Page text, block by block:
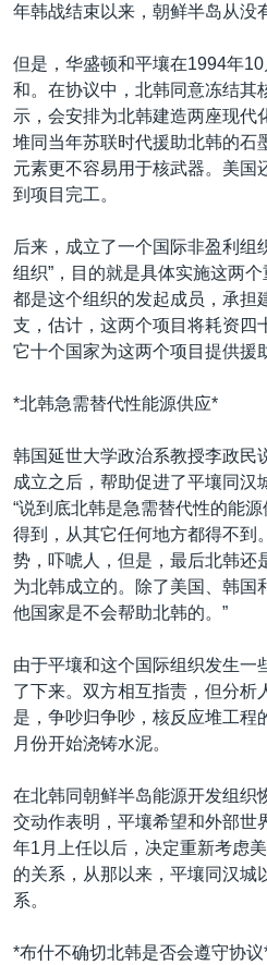
美洲
全球议题
劳工
环境
美中关系
美国建国250周年
埃博拉疫情
美国之音专访
重要讲话与声明
南中国海争端
关注西藏
关注新疆
中文广播
关注我们
年韩战结束以来，朝鲜半岛从没
但是，华盛顿和平壤在1994年
和。在协议中，北韩同意冻结其
示，会安排为北韩建造两座现代
堆同当年苏联时代援助北韩的石
元素更不容易用于核武器。美国
到项目完工。
后来，成立了一个国际非盈利组
组织”，目的就是具体实施这两
都是这个组织的发起成员，承担
支，估计，这两个项目将耗资四
它十个国家为这两个项目提供援
*北韩急需替代性能源供应*
韩国延世大学政治系教授李政民
成立之后，帮助促进了平壤同汉
“说到底北韩是急需替代性的能
得到，从其它任何地方都得不到
势，吓唬人，但是，最后北韩还
为北韩成立的。除了美国、韩国
他国家是不会帮助北韩的。”
由于平壤和这个国际组织发生一
了下来。双方相互指责，但分析
是，争吵归争吵，核反应堆工程
月份开始浇铸水泥。
在北韩同朝鲜半岛能源开发组织
交动作表明，平壤希望和外部世
年1月上任以后，决定重新考虑
的关系，从那以来，平壤同汉城
系。
*布什不确切北韩是否会遵守协议